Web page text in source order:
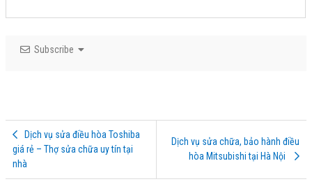
Subscribe
Dịch vụ sửa điều hòa Toshiba
giá rẻ – Thợ sửa chữa uy tín tại
nhà
Dịch vụ sửa chữa, bảo hành điều
hòa Mitsubishi tại Hà Nội